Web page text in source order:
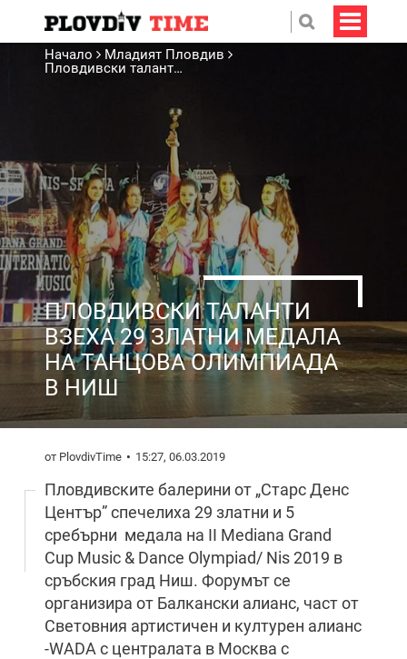
Начало
Младият Пловдив
Пловдивски таланти взеха 29 златни медала на Танцова олимпиада в Ниш
ПЛОВДИВСКИ ТАЛАНТИ
ВЗЕХА 29 ЗЛАТНИ МЕДАЛА
НА ТАНЦОВА ОЛИМПИАДА
В НИШ
от PlovdivTime 15:27, 06.03.2019
Пловдивските балерини от „Старс Денс
Център” спечелиха 29 златни и 5
сребърни медала на II Mediana Grand
Cup Music & Dance Olympiad/ Nis 2019 в
сръбския град Ниш. Форумът се
организира от Балкански алианс, част от
Световния артистичен и културен алианс
-WADA с централата в Москва с